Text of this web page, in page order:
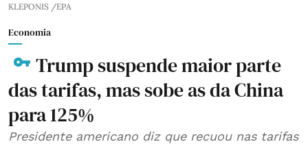
KLEPONIS /EPA
Economia
Trump suspende maior parte
das tarifas, mas sobe as da China
para 125%
Presidente americano diz que recuou nas tarifas